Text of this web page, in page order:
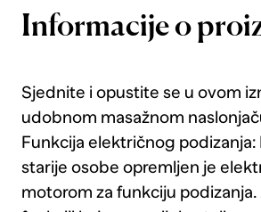
Informacije o
Sjednite i opustite se u ovom
udobnom masažnom
Funkcija električnog podizanja:
starije osobe opremljen je
motorom za funkciju podizanja.